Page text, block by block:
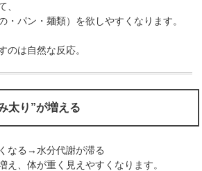
、
・パン・麺類）を欲しやすくなります。
のは自然な反応。
太り”が増える
なる→水分代謝が滞る
え、体が重く見えやすくなります。